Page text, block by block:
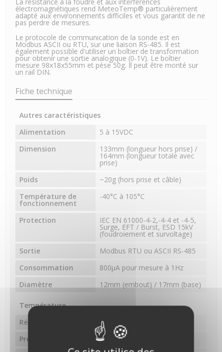
électromagnétiques rend MeteoTemp® particulièrement
adapté aux environnements difficiles et vous garantit de ne
pas perdre de mesures.
Le protocole de communication de la sonde est en
Modbus ASCII ou RTU, sur une liaison RS-485. Il est
également possible d'utiliser un boîtier de transformation
pour obtenir une sortie analogique (0-1V). Le boîtier
mesure 98x18x55mm et pèse 50g. Il peut être monté sur
un rail DIN.
Fiche technique
Autres caractéristiques
Alimentation
5 à 15VDC
Dimension
133mm (longueur hors prise) /
164mm (longueur totale avec
prise)
Poids
~20g (hors prise et câble)
Température de
fonctionnement
-40°C à 105°C
Protection IEC EN 61000-4-2,-4-4 et -4-5,
Surge, EFT / Burst, ESD 15kV
(foudroiement et survoltage)
Sortie
Modbus RTU ou ASCII RS-485
Consommation
800µA pour mesure à 1Hz
Diamètre
12mm (embout) / 17mm (base)
Température
Résolution
0.1°C
Précision
+/- 0.2°C